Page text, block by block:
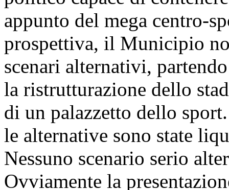
appunto del mega centro-
prospettiva, il Municipio
scenari alternativi,
la ristrutturazione dello
di un palazzetto dello
le alternative sono state
Nessuno scenario serio
Ovviamente la